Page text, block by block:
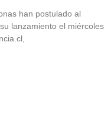
han postulado al
lanzamiento el miércoles